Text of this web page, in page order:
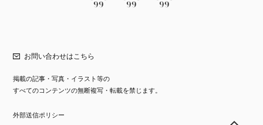
お問い合わせはこちら
掲載の記事・写真・イラスト等の
すべてのコンテンツの無断複写・転載を禁じます。
外部送信ポリシー